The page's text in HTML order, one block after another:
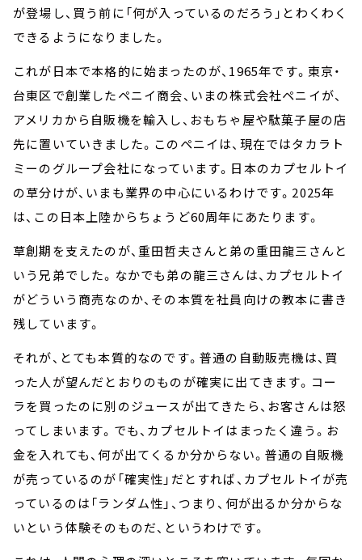
が登場し、買う前に「何が入っているのだろう」とわくわく
できるようになりました。
これが日本で本格的に始まったのが、1965年です。東京・
台東区で創業したペニイ商会、いまの株式会社ペニイが、
アメリカから自販機を輸入し、おもちゃ屋や駄菓子屋の店
先に置いていきました。このペニイは、現在ではタカラト
ミーのグループ会社になっています。日本のカプセルトイ
の草分けが、いまも業界の中心にいるわけです。2025年
は、この日本上陸からちょうど60周年にあたります。
草創期を支えたのが、重田哲夫さんと弟の重田龍三さんと
いう兄弟でした。なかでも弟の龍三さんは、カプセルトイ
がどういう商売なのか、その本質を社員向けの教本に書き
残しています。
それが、とても本質的なのです。普通の自動販売機は、買
った人が望んだとおりのものが確実に出てきます。コー
ラを買ったのに別のジュースが出てきたら、お客さんは怒
ってしまいます。でも、カプセルトイはまったく違う。お
金を入れても、何が出てくるか分からない。普通の自販機
が売っているのが「確実性」だとすれば、カプセルトイが売
っているのは「ランダム性」、つまり、何が出るか分からな
いという体験そのものだ、というわけです。